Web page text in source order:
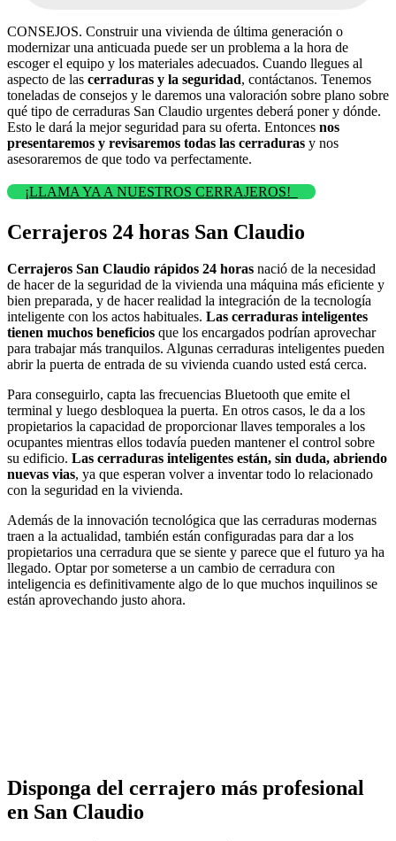
CONSEJOS. Construir una vivienda de última generación o
modernizar una anticuada puede ser un problema a la hora de
escoger el equipo y los materiales adecuados. Cuando llegues al
aspecto de las cerraduras y la seguridad, contáctanos. Tenemos
toneladas de consejos y le daremos una valoración sobre plano sobre
qué tipo de cerraduras San Claudio urgentes deberá poner y dónde.
Esto le dará la mejor seguridad para su oferta. Entonces nos
presentaremos y revisaremos todas las cerraduras y nos
asesoraremos de que todo va perfectamente.
¡LLAMA YA A NUESTROS CERRAJEROS!
Cerrajeros 24 horas San Claudio
Cerrajeros San Claudio rápidos 24 horas nació de la necesidad
de hacer de la seguridad de la vivienda una máquina más eficiente y
bien preparada, y de hacer realidad la integración de la tecnología
inteligente con los actos habituales. Las cerraduras inteligentes
tienen muchos beneficios que los encargados podrían aprovechar
para trabajar más tranquilos. Algunas cerraduras inteligentes pueden
abrir la puerta de entrada de su vivienda cuando usted está cerca.
Para conseguirlo, capta las frecuencias Bluetooth que emite el
terminal y luego desbloquea la puerta. En otros casos, le da a los
propietarios la capacidad de proporcionar llaves temporales a los
ocupantes mientras ellos todavía pueden mantener el control sobre
su edificio. Las cerraduras inteligentes están, sin duda, abriendo
nuevas vias, ya que esperan volver a inventar todo lo relacionado
con la seguridad en la vivienda.
Además de la innovación tecnológica que las cerraduras modernas
traen a la actualidad, también están configuradas para dar a los
propietarios una cerradura que se siente y parece que el futuro ya ha
llegado. Optar por someterse a un cambio de cerradura con
inteligencia es definitivamente algo de lo que muchos inquilinos se
están aprovechando justo ahora.
Disponga del cerrajero más profesional
en San Claudio